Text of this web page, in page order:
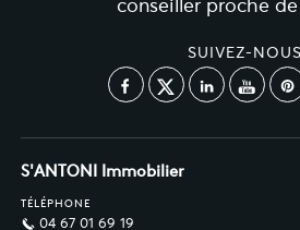
SUIVEZ-NOUS
S'ANTONI Immobilier
TÉLÉPHONE
04 67 01 69 19